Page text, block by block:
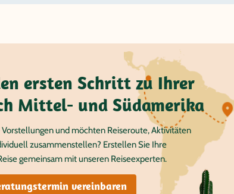
ersten Schritt zu Ihrer
Mittel- und Südamerika
und möchten Reiseroute, Aktivitäten
zusammenstellen? Erstellen Sie Ihre
gemeinsam mit unseren Reiseexperten.
vereinbaren